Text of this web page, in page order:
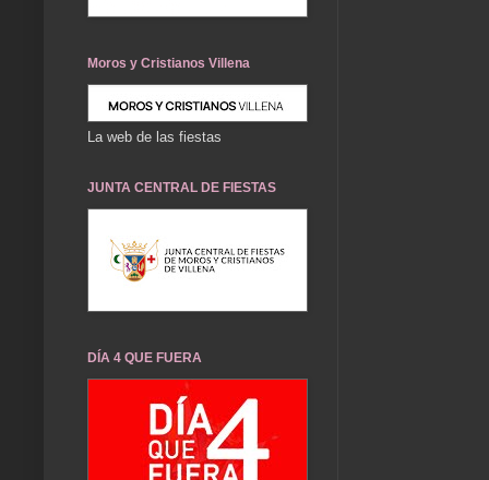
Moros y Cristianos Villena
La web de las fiestas
JUNTA CENTRAL DE FIESTAS
DÍA 4 QUE FUERA